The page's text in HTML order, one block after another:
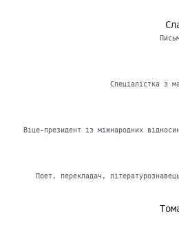
Спеціалістка з
Віце-президент із міжнародних
Поет, перекладач,